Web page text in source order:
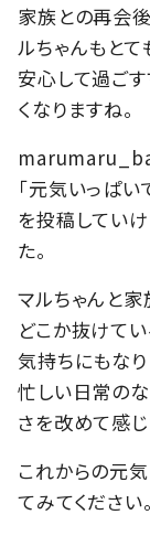
家族との再会
ルちゃんもとて
安心して過ご
くなりますね。
「元気いっぱ
を投稿してい
た。
マルちゃんと家
どこか抜けて
気持ちにもなり
忙しい日常の
さを改めて感じ
これからの元
てみてください。